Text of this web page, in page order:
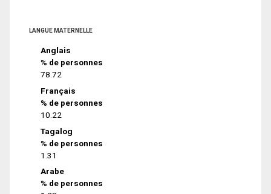
LANGUE MATERNELLE
Anglais
% de personnes
78.72
Français
% de personnes
10.22
Tagalog
% de personnes
1.31
Arabe
% de personnes